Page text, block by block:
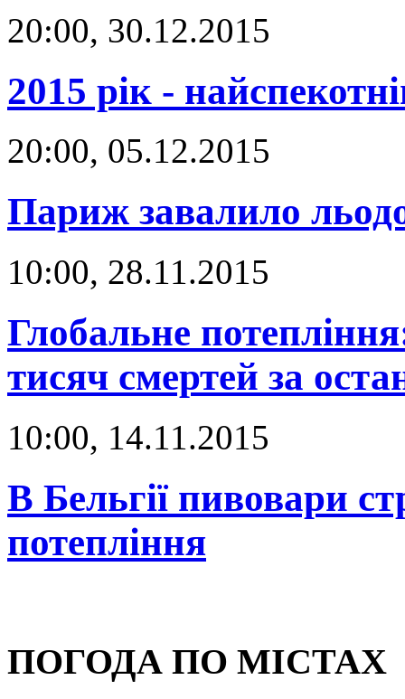
20:00, 30.12.2015
2015 рік -
20:00, 05.12.2015
Париж завалило
10:00, 28.11.2015
Глобальне
тисяч смертей за
10:00, 14.11.2015
В Бельгії пивовари
потепління
ПОГОДА ПО МІСТАХ